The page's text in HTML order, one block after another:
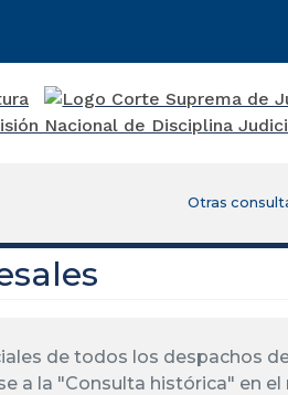
Otras
de todos los despachos
a la "Consulta histórica" en